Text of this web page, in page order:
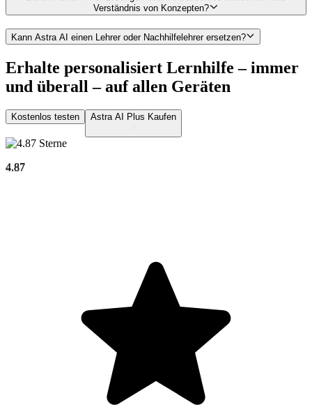
Verständnis von Konzepten?
Kann Astra AI einen Lehrer oder Nachhilfelehrer ersetzen?
Erhalte personalisiert Lernhilfe – immer
und überall –auf allen Geräten
Kostenlos testen Astra AI Plus Kaufen
4.87